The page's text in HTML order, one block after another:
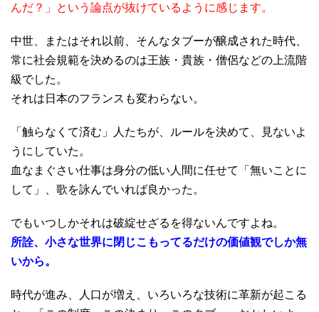
んだ？」という論点が抜けているように感じます。
中世、またはそれ以前、そんなタブーが醸成された時代、
常に社会規範を決めるのは王族・貴族・僧侶などの上流階
級でした。
それは日本のフランスも変わらない。
「触らなくて済む」人たちが、ルールを決めて、見ないよ
うにしていた。
血なまぐさい仕事は身分の低い人間に任せて「無いことに
して」、歌を詠んでいれば良かった。
でもいつしかそれは破綻せざるを得ないんですよね。
所詮、小さな世界に閉じこもってるだけの価値観でしか無
いから。
時代が進み、人口が増え、いろいろな技術に革新が起こる